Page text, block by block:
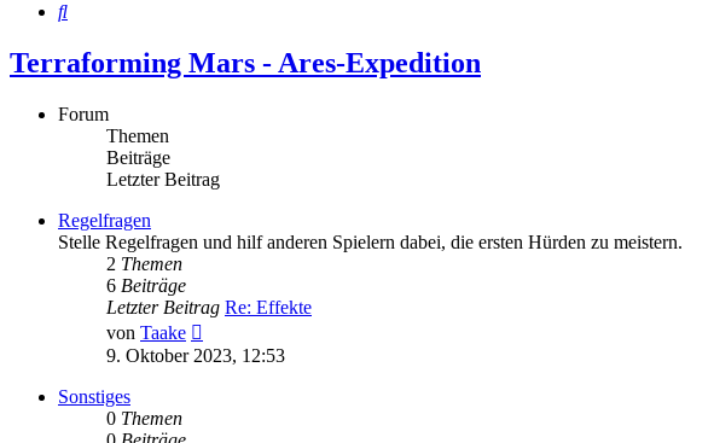
Suche
Terraforming Mars - Ares-Expedition
Forum
Themen
Beiträge
Letzter Beitrag
Regelfragen
Stelle Regelfragen und hilf anderen Spielern dabei, die ersten Hürden zu meistern.
2 Themen
6 Beiträge
Letzter Beitrag Re: Effekte
von Taake
Beitrag
9. Oktober 2023, 12:53
Sonstiges
0 Themen